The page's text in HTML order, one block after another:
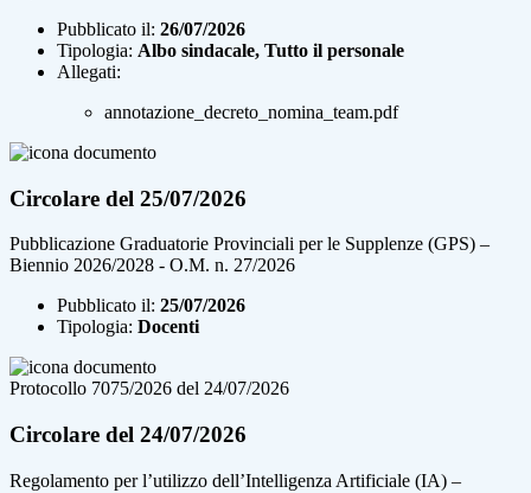
Pubblicato il: 26/07/2026
Tipologia: Albo sindacale, Tutto il personale
Allegati:
annotazione_decreto_nomina_team.pdf
Circolare del 25/07/2026
Pubblicazione Graduatorie Provinciali per le Supplenze (GPS) –
Biennio 2026/2028 - O.M. n. 27/2026
Pubblicato il: 25/07/2026
Tipologia: Docenti
Protocollo 7075/2026 del 24/07/2026
Circolare del 24/07/2026
Regolamento per l’utilizzo dell’Intelligenza Artificiale (IA) –